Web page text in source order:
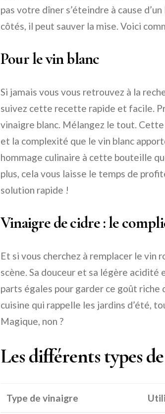
pas votre dîner s’éteindre à cause
côtés, il peut sauver la mise. Voici
Pour le vin blanc
Si jamais vous vous retrouvez à la
suivez cette recette rapide et facile.
vinaigre blanc. Mélangez le tout.
et la complexité que le vin blanc
hommage culinaire à cette bouteille
plus, cela vous laisse le temps de
solution rapide !
Vinaigre de cidre : le
Et si vous cherchez à remplacer le vin
scène. Sa douceur et sa légère
parts égales pour garder ce goût riche
cuisine qui rappelle les jardins d’été,
Magique, non ?
Les différents types
Type de vinaigre